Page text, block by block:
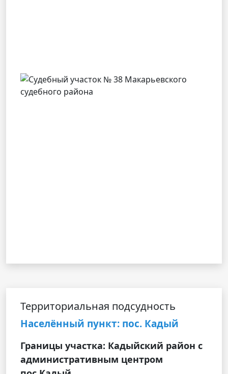
Территориальная подсудность
Населённый пункт: пос. Кадый
Границы участка: Кадыйский район с
административным центром